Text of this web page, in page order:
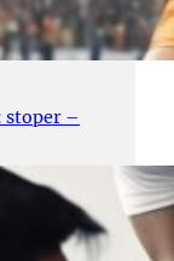
stoper –